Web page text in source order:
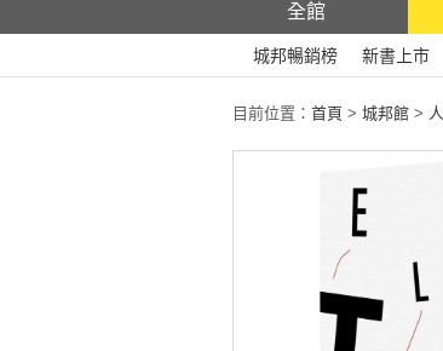
全館
城邦暢銷榜 新書上市
目前位置： 首頁 > 城邦館 >